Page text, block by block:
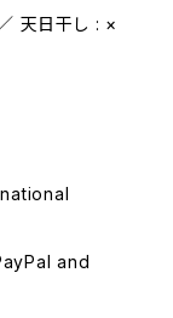
天日干し : ×
and